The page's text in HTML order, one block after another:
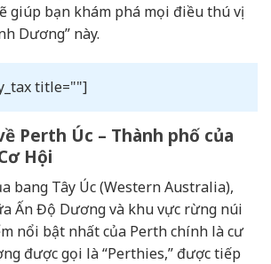
giúp bạn khám phá mọi điều thú vị
Dương” này.
title=""]
Perth Úc – Thành phố của
Hội
bang Tây Úc (Western Australia),
Ấn Độ Dương và khu vực rừng núi
nổi bật nhất của Perth chính là cư
được gọi là “Perthies,” được tiếp